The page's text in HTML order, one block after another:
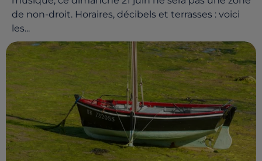
de non-droit. Horaires, décibels et terrasses : voici
les...